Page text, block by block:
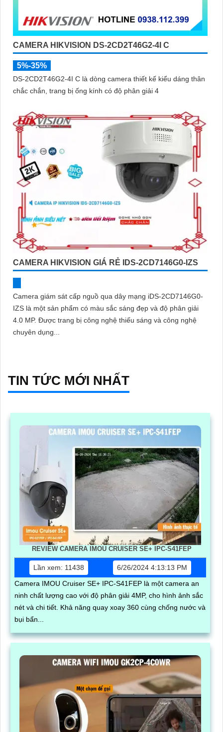
CAMERA HIKVISION DS-2CD2T46G2-4I C
5%-35%
DS-2CD2T46G2-4I C là dòng camera thiết kế kiểu dáng thân
chắc chắn, trang bị ống kính có độ phân giải 4
CAMERA HIKVISION GIÁ RẺ IDS-2CD7146G0-IZS
Camera giám sát cấp nguồ qua dây mạng iDS-2CD7146G0-
IZS là một sản phẩm có màu sắc sáng đẹp và độ phân giải
4.0 MP. Được trang bị công nghệ thiếu sáng và công nghệ
chuyên dụng...
TIN TỨC MỚI NHẤT
REVIEW CAMERA IMOU CRUISER SE+ IPC-S41FEP
Lần xem: 11438
6/26/2024 4:13:13 PM
Camera IMOU Cruiser SE+ IPC-S41FEP là một camera an
ninh chất lượng cao với độ phân giải 4MP, cho hình ảnh sắc
nét và chi tiết. Khả năng quay xoay 360 cùng chống nước và
bụi bẩn...